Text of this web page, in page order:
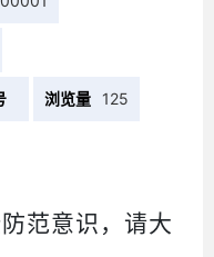
浏览量 125
范意识，请大